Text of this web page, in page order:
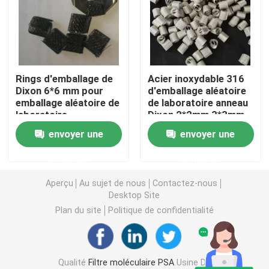
carbonate de lithium
Alumine activée
Emballage aléatoire en colonne
garniture de tour structurée
Emballage de laboratoire
internals de colonne de distillation
Boule en céramique d'alumine
Rings d'emballage de
Dixon 6*6 mm pour
emballage aléatoire de
laboratoire
envoyer une
Acier inoxydable 316
d'emballage aléatoire
de laboratoire anneau
Dixon 2*2mm 3*3mm
4*4mm
envoyer une
Aperçu Au sujet de nous
Contactez-nous
Desktop Site
Plan du site
Politique de confidentialité
Qualité Filtre moléculaire PSAUsine De